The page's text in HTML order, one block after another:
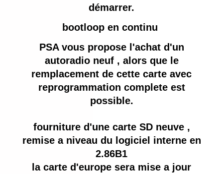
démarrer.
bootloop en continu
PSA vous propose l'achat d'un
autoradio neuf , alors que le
remplacement de cette carte avec
reprogrammation complete est
possible.
fourniture d'une carte SD neuve ,
remise a niveau du logiciel interne en
2.86B1
la carte d'europe sera mise a jour